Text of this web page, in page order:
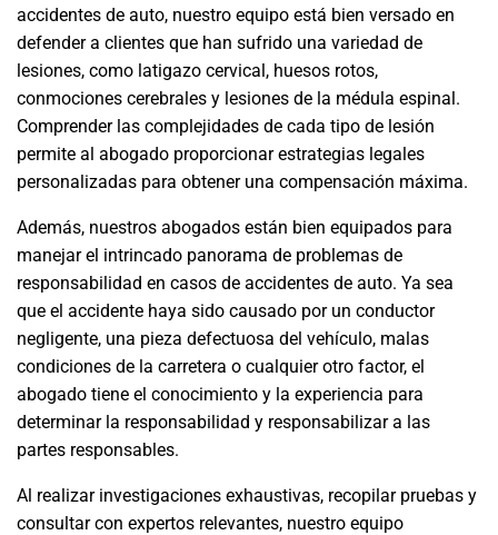
accidentes de auto, nuestro equipo está bien versado en
defender a clientes que han sufrido una variedad de
lesiones, como latigazo cervical, huesos rotos,
conmociones cerebrales y lesiones de la médula espinal.
Comprender las complejidades de cada tipo de lesión
permite al abogado proporcionar estrategias legales
personalizadas para obtener una compensación máxima.
Además, nuestros abogados están bien equipados para
manejar el intrincado panorama de problemas de
responsabilidad en casos de accidentes de auto. Ya sea
que el accidente haya sido causado por un conductor
negligente, una pieza defectuosa del vehículo, malas
condiciones de la carretera o cualquier otro factor, el
abogado tiene el conocimiento y la experiencia para
determinar la responsabilidad y responsabilizar a las
partes responsables.
Al realizar investigaciones exhaustivas, recopilar pruebas y
consultar con expertos relevantes, nuestro equipo